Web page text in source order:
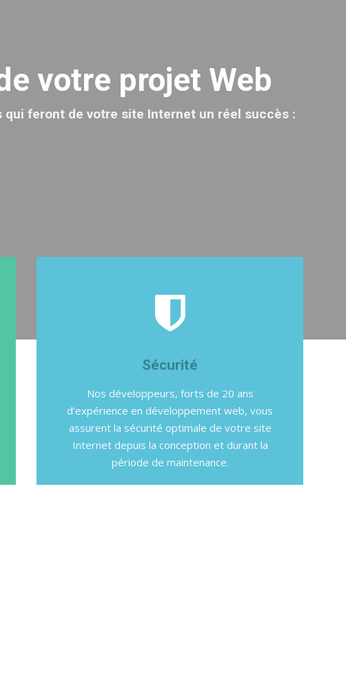
votre projet Web
feront de votre site Internet un réel succès :
Sécurité
Nos développeurs, forts de 20 ans
d'expérience en développement web, vous
assurent la sécurité optimale de votre site
Internet depuis la conception et durant la
période de maintenance.